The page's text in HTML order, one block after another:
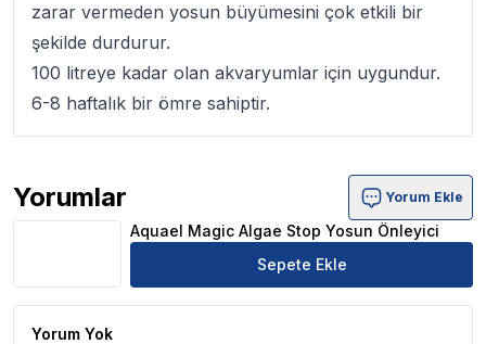
zarar vermeden yosun büyümesini çok etkili bir
şekilde durdurur.
100 litreye kadar olan akvaryumlar için uygundur.
6-8 haftalık bir ömre sahiptir.
Yorumlar
Aquael Magic Algae Stop Yosun Önleyici Ürün Yorumları
Yorum Ekle
Aquael Magic Algae Stop Yosun Önleyici
Sepete Ekle
Yorum Yok